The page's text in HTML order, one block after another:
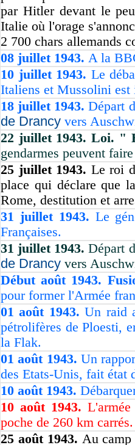
par Hitler devant le
Italie où l'orage
2 700 chars allemands
08 juillet 1943. A la
10 juillet 1943. Le
Italiens et Mussolini est
18 juillet 1943.Départ
de Drancy vers
22 juillet 1943. Loi. "
gendarmes peuvent
25 juillet 1943. Le roi
place qui déclare que
Rome, destitution et
31 juillet 1943. Le
Françaises.
31 juillet 1943.Départ
de Drancy vers
Début août 1943.
pour former l'Armée
01 août 1943.Un raid
pétrolifères de Ploesti,
la Flak.
01 août 1943.Un
des Etats-Unis, fait état
10 août 1943.
10 août 1943.
poche de 260 km carrés.
25 août 1943. Au camp